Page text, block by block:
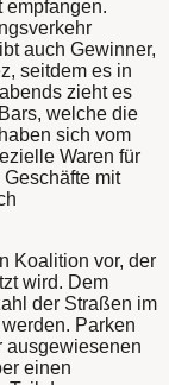
auch Gewinner,
seitdem es in
zieht es
welche die
sich vom
Waren für
mit
Koalition vor, der
wird. Dem
der Straßen im
Parken
ausgewiesenen
einen